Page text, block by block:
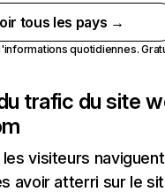
tous les pays →
quotidiennes.
trafic du site
visiteurs naviguent
avoir atterri sur le